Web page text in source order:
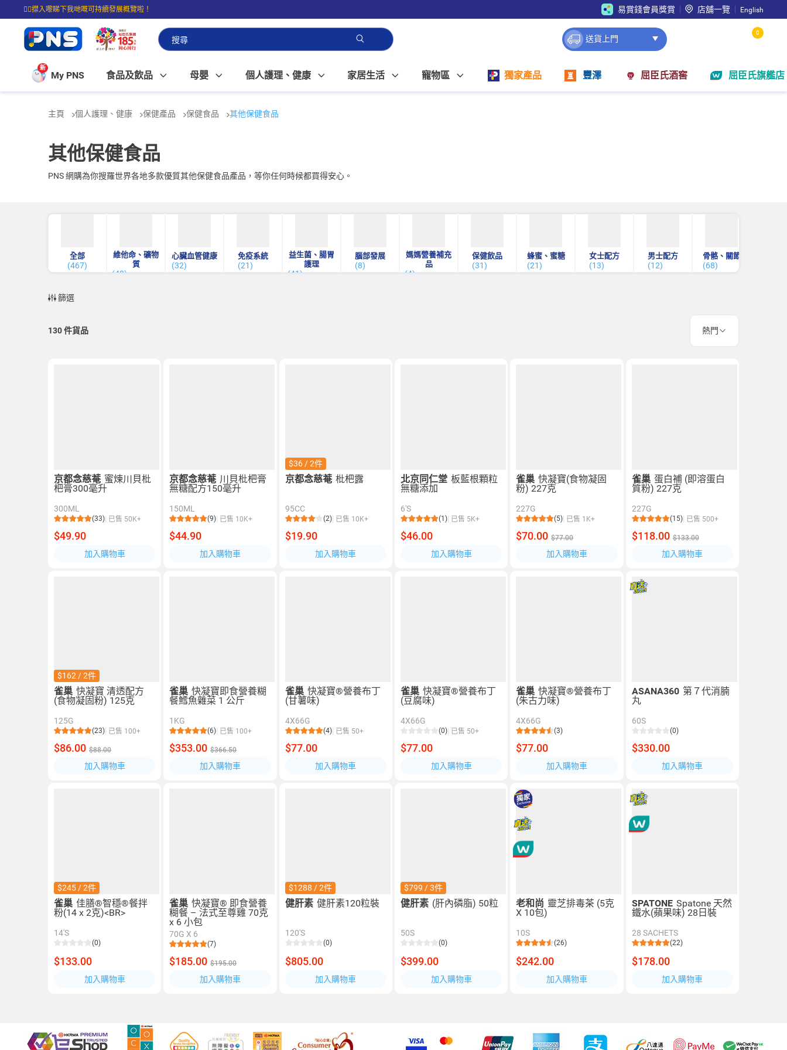
☝🏼㩒入嚟睇下我哋嘅可持續發展概覽啦！
⭐購物滿$399即享免費送貨；滿$100即可免費店取。
易賞錢會員獎賞 店舖一覽 English
送貨上門
0
新
My PNS 食品及飲品 母嬰 個人護理、健康 家居生活 寵物區 獨家產品 豐澤 屈臣氏酒窖 屈臣氏旗艦店
主頁 個人護理、健康 保健產品 保健食品 其他保健食品
其他保健食品
PNS 網購為你搜羅世界各地多款優質其他保健食品產品，等你任何時候都買得安心。
全部
(467)
維他命、礦物
質
(48)
心臟血管健康
(32)
免疫系統
(21)
益生菌、腸胃
護理
(41)
腦部發展
(8)
媽媽營養補充
品
(4)
保健飲品
(31)
蜂蜜、蜜糖
(21)
女士配方
(13)
男士配方
(12)
骨骼、關節
(68)
篩選
130件貨品 熱門
京都念慈菴 蜜煉川貝枇
杷膏300毫升
300ML
(33) 已售 50K+
$49.90
加入購物車
京都念慈菴 川貝枇杷膏
無糖配方150毫升
150ML
(9) 已售 10K+
$44.90
加入購物車
$36 / 2件
京都念慈菴 枇杷露
95CC
(2) 已售 10K+
$19.90
加入購物車
北京同仁堂 板藍根顆粒
無糖添加
6'S
(1) 已售 5K+
$46.00
加入購物車
雀巢 快凝寶(食物凝固
粉) 227克
227G
(5) 已售 1K+
$70.00 $77.00
加入購物車
雀巢 蛋白補 (即溶蛋白
質粉) 227克
227G
(15) 已售 500+
$118.00 $133.00
加入購物車
$162 / 2件
雀巢 快凝寶 清透配方
(食物凝固粉) 125克
125G
(23) 已售 100+
$86.00 $88.00
加入購物車
雀巢 快凝寶即食營養糊
餐鱈魚雜菜 1 公斤
1KG
(6) 已售 100+
$353.00 $366.50
加入購物車
雀巢 快凝寶®營養布丁
(甘薯味)
4X66G
(4) 已售 50+
$77.00
加入購物車
雀巢 快凝寶®營養布丁
(豆腐味)
4X66G
(0) 已售 50+
$77.00
加入購物車
雀巢 快凝寶®營養布丁
(朱古力味)
4X66G
(3)
$77.00
加入購物車
ASANA360 第７代消腩
丸
60S
(0)
$330.00
加入購物車
$245 / 2件
雀巢 佳膳®智穩®餐拌
粉(14 x 2克)<BR>
14'S
(0)
$133.00
加入購物車
雀巢 快凝寶® 即食營養
糊餐 – 法式至尊雞 70克
x 6 小包
70G X 6
(7)
$185.00 $195.00
加入購物車
$1288 / 2件
健肝素 健肝素120粒裝
120'S
(0)
$805.00
加入購物車
$799 / 3件
健肝素 (肝內磷脂) 50粒
50S
(0)
$399.00
加入購物車
老和尚 靈芝排毒茶 (5克
X 10包)
10S
(26)
$242.00
加入購物車
SPATONE Spatone 天然
鐵水(蘋果味) 28日裝
28 SACHETS
(22)
$178.00
加入購物車